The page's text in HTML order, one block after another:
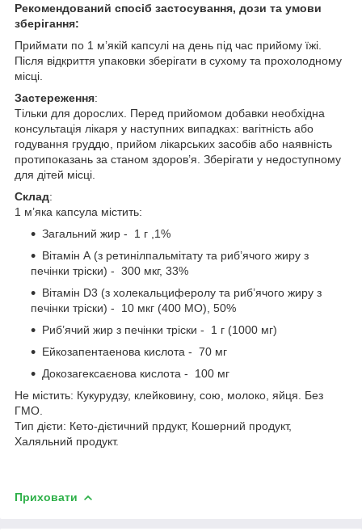
Рекомендований спосіб застосування, дози та умови
зберігання:
Приймати по 1 м’якій капсулі на день під час прийому їжі.
Після відкриття упаковки зберігати в сухому та прохолодному
місці.
Застереження:
Тільки для дорослих. Перед прийомом добавки необхідна
консультація лікаря у наступних випадках: вагітність або
годування груддю, прийом лікарських засобів або наявність
протипоказань за станом здоров’я. Зберігати у недоступному
для дітей місці.
Склад:
1 м’яка капсула містить:
Загальний жир - 1 г ,1%
Вітамін А (з ретинілпальмітату та риб’ячого жиру з
печінки тріски) - 300 мкг, 33%
Вітамін D3 (з холекальциферолу та риб’ячого жиру з
печінки тріски) - 10 мкг (400 МО), 50%
Риб’ячий жир з печінки тріски - 1 г (1000 мг)
Ейкозапентаенова кислота - 70 мг
Докозагексаєнова кислота - 100 мг
Не містить: Кукурудзу, клейковину, сою, молоко, яйця. Без
ГМО.
Тип дієти: Кето-дієтичний прдукт, Кошерний продукт,
Халяльний продукт.
Приховати